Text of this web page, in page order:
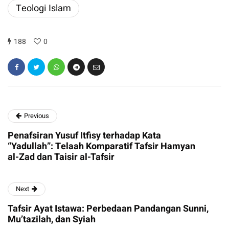
Teologi Islam
188 0
Previous
Penafsiran Yusuf Itfisy terhadap Kata
“Yadullah”: Telaah Komparatif Tafsir Hamyan
al-Zad dan Taisir al-Tafsir
Next
Tafsir Ayat Istawa: Perbedaan Pandangan Sunni,
Mu’tazilah, dan Syiah